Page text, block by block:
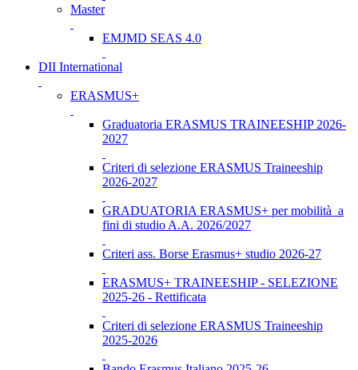
Master
EMJMD SEAS 4.0
DII International
ERASMUS+
Graduatoria ERASMUS TRAINEESHIP 2026-
2027
Criteri di selezione ERASMUS Traineeship
2026-2027
GRADUATORIA ERASMUS+ per mobilità a
fini di studio A.A. 2026/2027
Criteri ass. Borse Erasmus+ studio 2026-27
ERASMUS+ TRAINEESHIP - SELEZIONE
2025-26 - Rettificata
Criteri di selezione ERASMUS Traineeship
2025-2026